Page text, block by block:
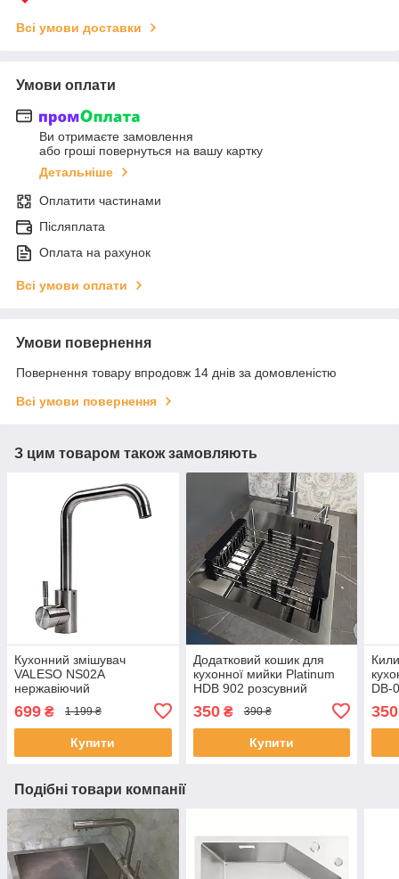
Всі умови доставки
Умови оплати
Ви отримаєте замовлення
або гроші повернуться на вашу картку
Детальніше
Оплатити частинами
Післяплата
Оплата на рахунок
Всі умови оплати
Умови повернення
Повернення товару впродовж 14 днів за домовленістю
Всі умови повернення
З цим товаром також замовляють
Кухонний змішувач
VALESO NS02A
нержавіючий
699 ₴ 1 199 ₴
Купити
Додатковий кошик для
кухонної мийки Platinum
HDB 902 розсувний
350₴ 390 ₴
Купити
DB-
350
Подібні товари компанії